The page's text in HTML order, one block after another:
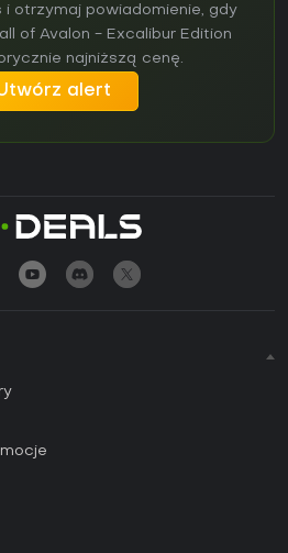
i otrzymaj powiadomienie, gdy
of Avalon - Excalibur Edition
najniższą cenę.
alert